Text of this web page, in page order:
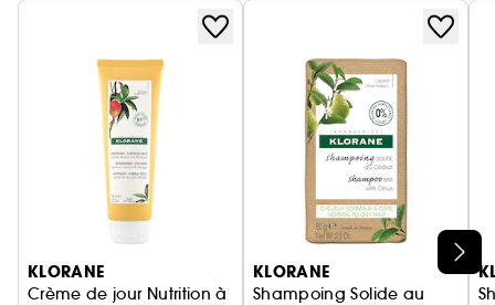
Ignorer le carrousel produits
KLORANE
Crème de jour Nutrition à
KLORANE
Shampoing Solide au